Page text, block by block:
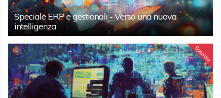
Speciale ERP e gestionali - Verso una nuova
intelligenza
Speciale